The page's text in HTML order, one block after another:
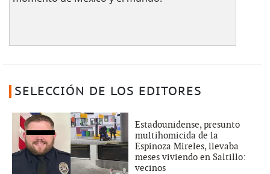
SELECCIÓN DE LOS EDITORES
Estadounidense, presunto
multihomicida de la
Espinoza Mireles, llevaba
meses viviendo en Saltillo:
vecinos